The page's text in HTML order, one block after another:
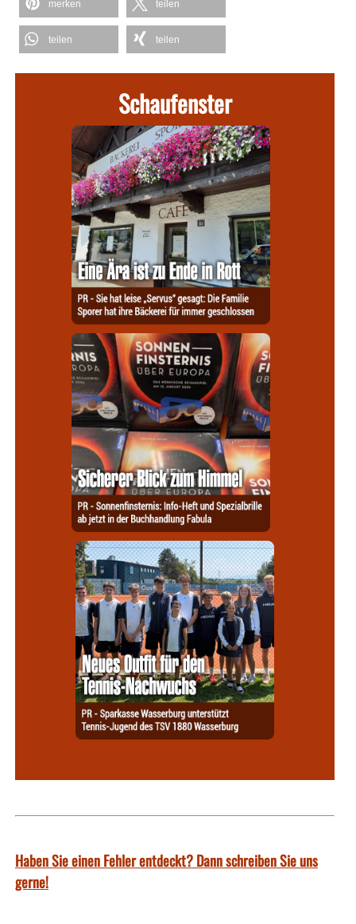
merken teilen
teilen teilen
Schaufenster
Haben Sie einen Fehler entdeckt? Dann schreiben Sie uns
gerne!